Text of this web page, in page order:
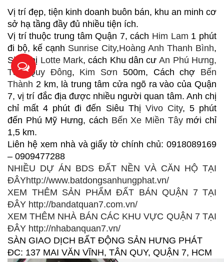
Vị trí đẹp, tiện kinh doanh buôn bán, khu an minh cơ
sở hạ tầng đầy đủ nhiều tiện ích.
Vị trí thuộc trung tâm Quận 7, cách Him Lam 1 phút
đi bộ, kế cạnh Sunrise City,Hoàng Anh Thanh Bình,
Siêu thị Lotte Mark, cách Khu dân cư An Phú Hưng,
Tân Quy Đông, Kim Sơn 500m, Cách chợ Bến
Thành 2 km, là trung tâm cửa ngõ ra vào của Quận
7, vị trí đắc địa được nhiều người quan tâm. Anh chị
chỉ mất 4 phút đi đến Siêu Thị Vivo City, 5 phút
đến Phú Mỹ Hưng, cách Bến Xe Miền Tâymới chỉ
1,5 km.
Liên hệ xem nhà và giấy tờ chính chủ: 0918089169
– 0909477288
NHIỀU DỰ ÁN BDS ĐẤT NỀN VÀ CĂN HỘ TẠI
ĐÂYhttp://www.batdongsanhungphat.vn/
XEM THÊM SẢN PHẨM ĐẤT BÁN QUẬN 7 TẠI
ĐÂY http://bandatquan7.com.vn/
XEM THÊM NHÀ BÁN CÁC KHU VỰC QUẬN 7 TẠI
ĐÂY http://nhabanquan7.vn/
SÀN GIAO DỊCH BẤT ĐỘNG SẢN HƯNG PHÁT
ĐC: 137 MAI VĂN VĨNH, TÂN QUY, QUẬN 7, HCM